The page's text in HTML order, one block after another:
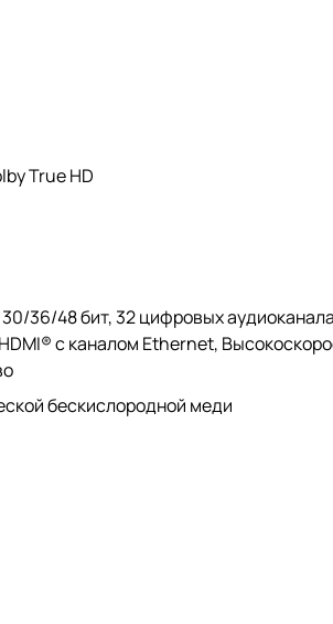
True HD
36/48 бит, 32 цифровых
с каналом Ethernet,
бескислородной меди